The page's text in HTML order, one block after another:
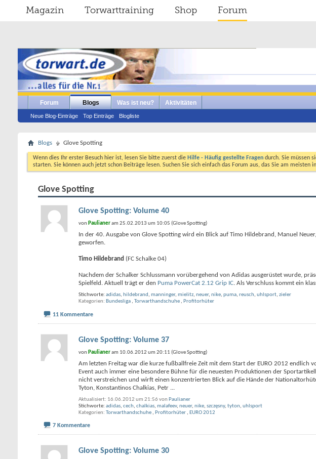
Magazin Torwarttraining Shop Forum
Forum Blogs
Neue Blog-Einträge Top Einträge Blogliste
Was ist neu? Aktivitäten
Blogs Glove Spotting
Wenn dies Ihr erster Besuch hier ist, lesen Sie bitte zuerst die Hilfe - Häufig gestellte Fragen durch. Sie müssen
starten. Sie können auch jetzt schon Beiträge lesen. Suchen Sie sich einfach das Forum aus, das Sie am meisten
Glove Spotting
Glove Spotting: Volume 40
von Paulianeram 25.02.2013 um 10:05 (Glove Spotting)
In der 40. Ausgabe von Glove Spotting wird ein Blick auf Timo Hildebrand, Manuel
geworfen.
Timo Hildebrand (FC Schalke 04)
Nachdem der Schalker Schlussmann vorübergehend von Adidas ausgerüstet wurde,
Spielfeld. Aktuell trägt er den Puma PowerCat 2.12 Grip IC. Als Verschluss kommt ein
Stichworte: adidas, hildebrand , manninger, mielitz, neuer, nike, puma, reusch, uhlsport, zieler
Kategorien
Bundesliga , Torwarthandschuhe , Profitorhüter
11 Kommentare
Glove Spotting: Volume 37
von Paulianeram 10.06.2012 um 20:11 (Glove Spotting)
Am letzten Freitag war die kurze fußballfreie Zeit mit dem Start der EURO 2012 endlich
Event auch immer eine besondere Bühne für die neuesten Produktionen der
nicht verstreichen und wirft einen konzentrierten Blick auf die Hände der
Tyton, Konstantinos Chalkias, Petr
Aktualisiert: 16.06.2012 um 21:56 von Paulianer
Stichworte: adidas, cech, chalkias, malafeev, neuer, nike, szczęsny, tyton, uhlsport
Kategorien Torwarthandschuhe , Profitorhüter , EURO 2012
7 Kommentare
Glove Spotting: Volume 30